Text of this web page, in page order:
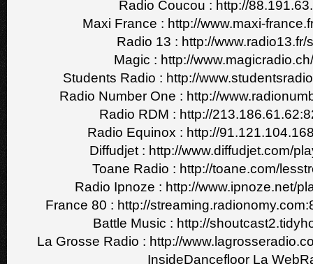
Radio Coucou : http://
Maxi France : http://www.maxi-
Radio 13 : http://www.radio13.fr/
Magic : http://
Students Radio : http://
Radio Number One : http://
Radio RDM : http://
Radio Equinox : http://
Diffudjet : http://www.diffudjet.com/
Toane Radio : http://toane.com/
Radio Ipnoze : http://www.ipnoze.net/
France 80 : http://
Battle Music : http://
La Grosse Radio : http://
InsideDancefloor La